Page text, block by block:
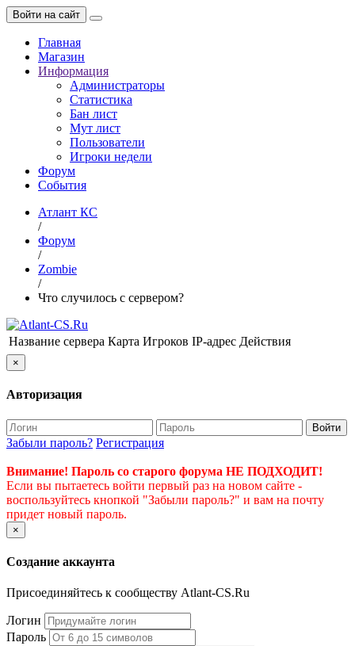
Войти на сайт
Главная
Магазин
Информация
Администраторы
Статистика
Бан лист
Мут лист
Пользователи
Игроки недели
Форум
События
Атлант КС
/
Форум
/
Zombie
/
Что случилось с сервером?
Название сервера Карта Игроков IP-адрес Действия
×
Авторизация
Войти
Забыли пароль? Регистрация
Внимание! Пароль со старого форума НЕ ПОДХОДИТ!
Если вы пытаетесь войти первый раз на новом сайте -
воспользуйтесь кнопкой "Забыли пароль?" и вам на почту
придет новый пароль.
×
Создание аккаунта
Присоединяйтесь к сообществу Atlant-CS.Ru
Логин
Пароль